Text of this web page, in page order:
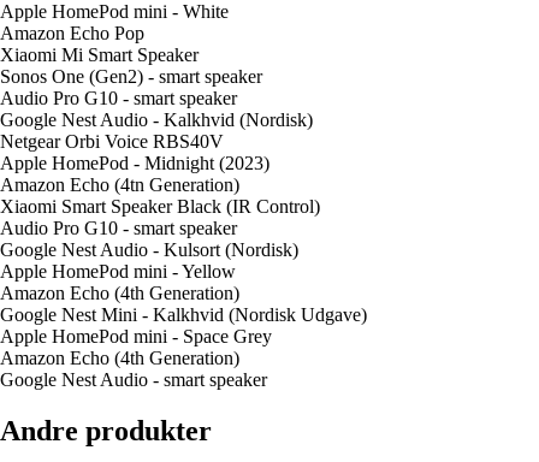
Apple HomePod mini - White
Amazon Echo Pop
Xiaomi Mi Smart Speaker
Sonos One (Gen2) - smart speaker
Audio Pro G10 - smart speaker
Google Nest Audio - Kalkhvid (Nordisk)
Netgear Orbi Voice RBS40V
Apple HomePod - Midnight (2023)
Amazon Echo (4tn Generation)
Xiaomi Smart Speaker Black (IR Control)
Audio Pro G10 - smart speaker
Google Nest Audio - Kulsort (Nordisk)
Apple HomePod mini - Yellow
Amazon Echo (4th Generation)
Google Nest Mini - Kalkhvid (Nordisk Udgave)
Apple HomePod mini - Space Grey
Amazon Echo (4th Generation)
Google Nest Audio - smart speaker
Andre produkter